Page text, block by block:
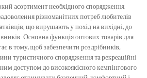
асортимент необхідного спорядження,
різноманітних потреб любителів
що вирушають у похід на вихідні, до
Основна функція оптових товарів для
в тому, щоб забезпечити роздрібників,
туристичного спорядження та рекреаційні
доступом до високоякісного кемпінгового